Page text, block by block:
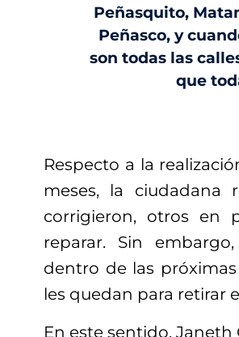
Peñasquito,
Peñasco, y
son todas las
que
Respecto a la
meses, la ciudadana
corrigieron, otros en
reparar. Sin
dentro de las
les quedan para retirar
En este sentido,